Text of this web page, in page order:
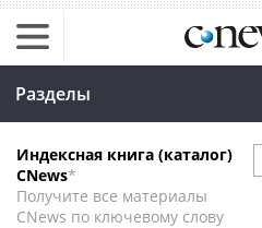
Разделы
Индексная книга (каталог)
CNews*
Получите все материалы
CNews по ключевому слову